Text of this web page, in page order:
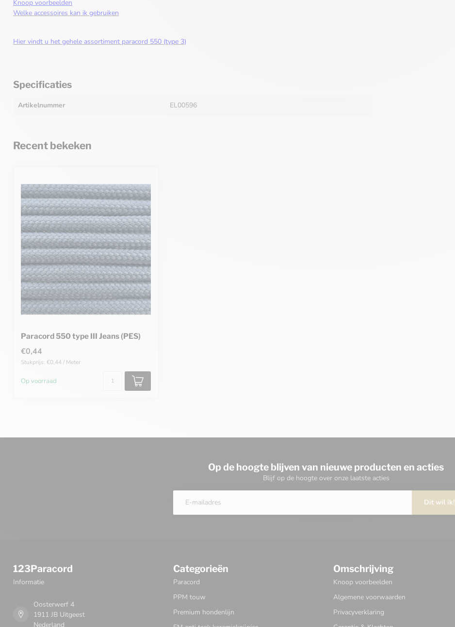
Knoop voorbeelden
Welke accessoires kan ik gebruiken
Hier vindt u het gehele assortiment paracord 550 (type 3)
Specificaties
Artikelnummer EL00596
Recent bekeken
Paracord 550 type III Jeans (PES)
€0,44
Stukprijs: €0,44 / Meter
Op voorraad
Op de hoogte blijven van nieuwe producten en acties
Blijf op de hoogte over onze laatste acties
Dit wil ik!
123Paracord
Informatie
Oosterwerf 4
1911 JB Uitgeest
Nederland
Categorieën
Paracord
PPM touw
Premium hondenlijn
Omschrijving
Knoop voorbeelden
Algemene voorwaarden
Privacyverklaring